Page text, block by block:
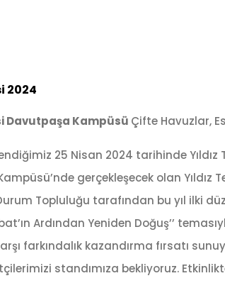
2024
Davutpaşa Kampüsü Çifte Havuzlar,
25 Nisan 2024 tarihinde Yıldız
gerçekleşecek olan Yıldız
Topluluğu tarafından bu yıl ilki
Ardından Yeniden Doğuş’’
farkındalık kazandırma fırsatı
standımıza bekliyoruz.